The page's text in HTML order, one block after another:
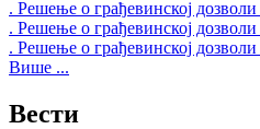
. Решење о грађевинској
. Решење о грађевинској
. Решење о грађевинској
Више ...
Вести